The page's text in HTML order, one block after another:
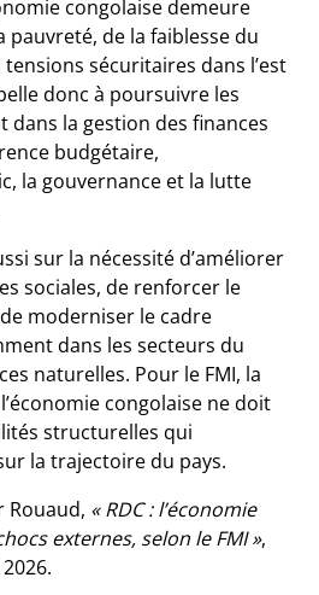
congolaise demeure
pauvreté, de la faiblesse du
sécuritaires dans l’est
donc à poursuivre les
la gestion des finances
budgétaire,
la gouvernance et la lutte
sur la nécessité d’améliorer
sociales, de renforcer le
moderniser le cadre
dans les secteurs du
naturelles. Pour le FMI, la
congolaise ne doit
structurelles qui
la trajectoire du pays.
Rouaud, « RDC : l’économie
externes, selon le FMI »,